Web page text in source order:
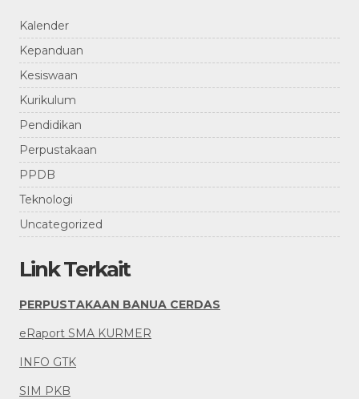
Kalender
Kepanduan
Kesiswaan
Kurikulum
Pendidikan
Perpustakaan
PPDB
Teknologi
Uncategorized
Link Terkait
PERPUSTAKAAN BANUA CERDAS
eRaport SMA KURMER
INFO GTK
SIM PKB